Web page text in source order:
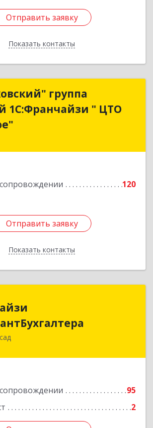
Отправить заявку
Показать контакты
Отправить заявку
Назад
группа
1С:Франчайзи " ЦТО
120
Отправить заявку
Показать контакты
Жуковский" группа
1С:Франчайзи " ЦТО
Подробнее
Отправить заявку
Назад
95
2
КонсультантБухгалтера
обл, Павловский Посад г,